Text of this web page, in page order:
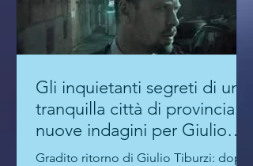
Gli inquietanti segreti di una
tranquilla città di provincia:
nuove indagini per Giulio
Tiburzi
Gradito ritorno di Giulio Tiburzi: dopo